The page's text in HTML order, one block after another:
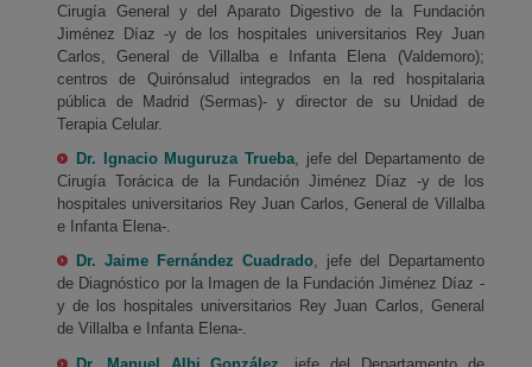
Cirugía General y del Aparato Digestivo de la Fundación
Jiménez Díaz -y de los hospitales universitarios Rey Juan
Carlos, General de Villalba e Infanta Elena (Valdemoro);
centros de Quirónsalud integrados en la red hospitalaria
pública de Madrid (Sermas)- y director de su Unidad de
Terapia Celular.
Dr. Ignacio Muguruza Trueba , jefe del Departamento de
Cirugía Torácica de la Fundación Jiménez Díaz -y de los
hospitales universitarios Rey Juan Carlos, General de Villalba
e Infanta Elena-.
Dr. Jaime Fernández Cuadrado, jefe del Departamento
de Diagnóstico por la Imagen de la Fundación Jiménez Díaz -
y de los hospitales universitarios Rey Juan Carlos, General
de Villalba e Infanta Elena-.